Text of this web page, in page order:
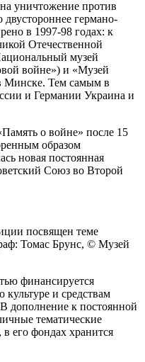
уничтожение против
германо-
в 1997-98 годах: к
Отечественной
музей
войне») и «Музей
Минске. Тем самым в
и Германии Украина и
о войне» после 15
образом
новая постоянная
Союз во Второй
посвящен теме
Томас Брунс, © Музей
финансируется
и средствам
В дополнение к постоянной
тематические
его фондах хранится